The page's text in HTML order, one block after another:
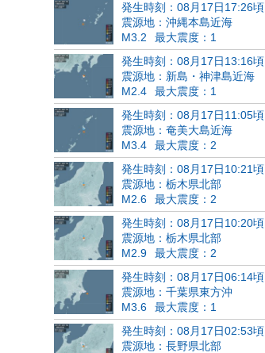
発生時刻：08月17日17:26頃
震源地：沖縄本島近海
M3.2
最大震度：1
発生時刻：08月17日13:16頃
震源地：新島・神津島近海
M2.4
最大震度：1
発生時刻：08月17日11:05頃
震源地：奄美大島近海
M3.4
最大震度：2
発生時刻：08月17日10:21頃
震源地：栃木県北部
M2.6
最大震度：2
発生時刻：08月17日10:20頃
震源地：栃木県北部
M2.9
最大震度：2
発生時刻：08月17日06:14頃
震源地：千葉県東方沖
M3.6
最大震度：1
発生時刻：08月17日02:53頃
震源地：長野県北部